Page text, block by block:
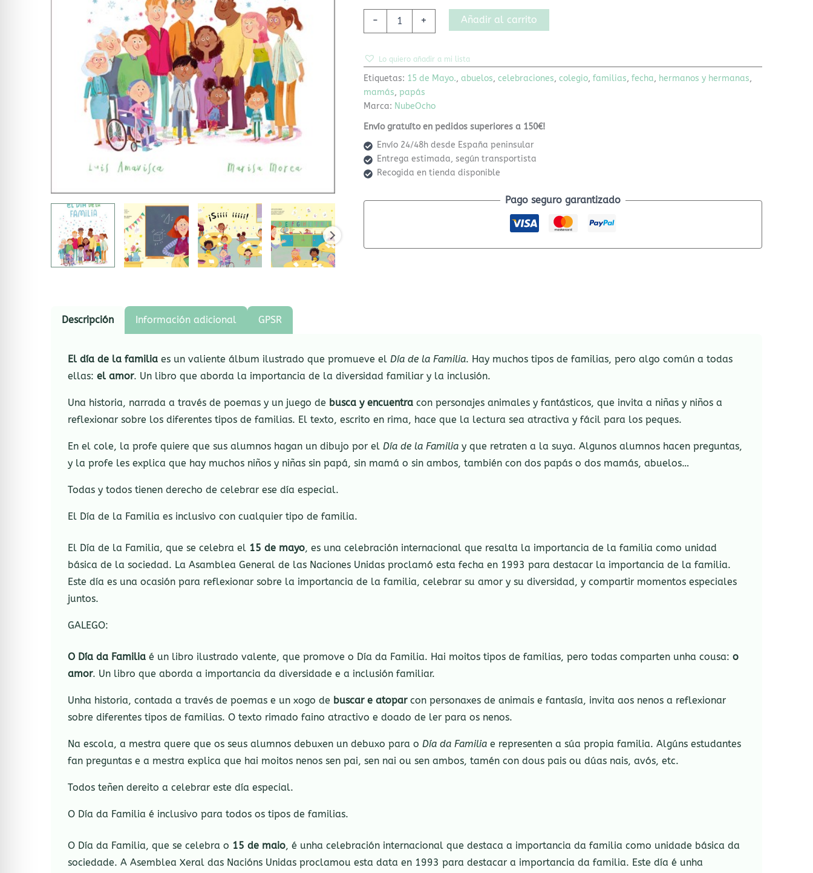
- + Añadir al carrito
Lo quiero añadir a mi lista
Etiquetas: 15 de Mayo.,abuelos,celebraciones,colegio,familias,fecha, hermanos y hermanas,
mamás,papás
Marca: NubeOcho
Envío gratuíto en pedidos superiores a 150€!
Envío 24/48h desde España peninsular
Entrega estimada, según transportista
Recogida en tienda disponible
Pago seguro garantizado
Descripción Información adicional GPSR
El día de la familia es un valiente álbum ilustrado que promueve el Día de la Familia. Hay muchos tipos de familias, pero algo común a todas
ellas: el amor. Un libro que aborda la importancia de la diversidad familiar y la inclusión.
Una historia, narrada a través de poemas y un juego de busca y encuentra con personajes animales y fantásticos, que invita a niñas y niños a
reflexionar sobre los diferentes tipos de familias. El texto, escrito en rima, hace que la lectura sea atractiva y fácil para los peques.
En el cole, la profe quiere que sus alumnos hagan un dibujo por el Día de la Familia y que retraten a la suya. Algunos alumnos hacen preguntas,
y la profe les explica que hay muchos niños y niñas sin papá, sin mamá o sin ambos, también con dos papás o dos mamás, abuelos…
Todas y todos tienen derecho de celebrar ese día especial.
El Día de la Familia es inclusivo con cualquier tipo de familia.
El Día de la Familia, que se celebra el 15 de mayo, es una celebración internacional que resalta la importancia de la familia como unidad
básica de la sociedad. La Asamblea General de las Naciones Unidas proclamó esta fecha en 1993 para destacar la importancia de la familia.
Este día es una ocasión para reflexionar sobre la importancia de la familia, celebrar su amor y su diversidad, y compartir momentos especiales
juntos.
GALEGO:
O Día da Familia é un libro ilustrado valente, que promove o Día da Familia. Hai moitos tipos de familias, pero todas comparten unha cousa: o
amor. Un libro que aborda a importancia da diversidade e a inclusión familiar.
Unha historia, contada a través de poemas e un xogo de buscar e atoparcon personaxes de animais e fantasía, invita aos nenos a reflexionar
sobre diferentes tipos de familias. O texto rimado faino atractivo e doado de ler para os nenos.
Na escola, a mestra quere que os seus alumnos debuxen un debuxo para o Día da Familia e representen a súa propia familia. Algúns estudantes
fan preguntas e a mestra explica que hai moitos nenos sen pai, sen nai ou sen ambos, tamén con dous pais ou dúas nais, avós, etc.
Todos teñen dereito a celebrar este día especial.
O Día da Familia é inclusivo para todos os tipos de familias.
O Día da Familia, que se celebra o 15 de maio, é unha celebración internacional que destaca a importancia da familia como unidade básica da
sociedade. A Asemblea Xeral das Nacións Unidas proclamou esta data en 1993 para destacar a importancia da familia. Este día é unha